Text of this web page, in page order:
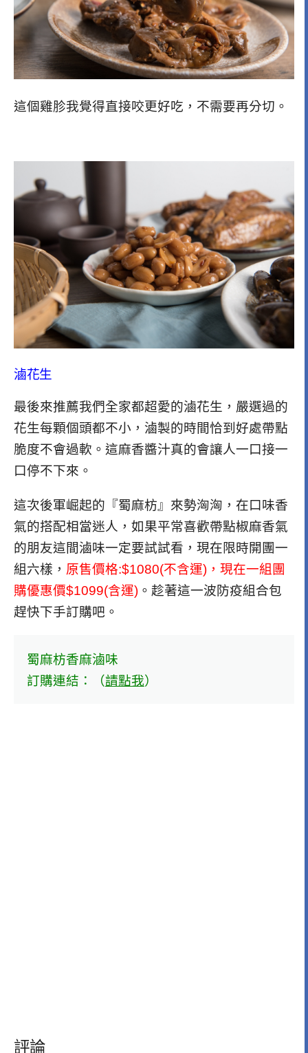
這個雞胗我覺得直接咬更好吃，不需要再分切。
滷花生
最後來推薦我們全家都超愛的滷花生，嚴選過的
花生每顆個頭都不小，滷製的時間恰到好處帶點
脆度不會過軟。這麻香醬汁真的會讓人一口接一
口停不下來。
這次後軍崛起的『蜀麻枋』來勢洶洶，在口味香
氣的搭配相當迷人，如果平常喜歡帶點椒麻香氣
的朋友這間滷味一定要試試看，現在限時開團一
組六樣， 原售價格:$1080(不含運)，現在一組團
購優惠價$1099(含運) 。趁著這一波防疫組合包
趕快下手訂購吧。
蜀麻枋香麻滷味
訂購連結：（請點我）
評論